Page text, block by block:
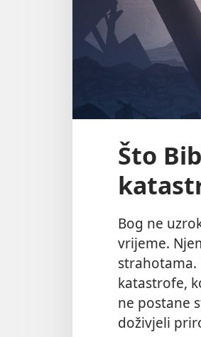
Što
Bog ne
vrijeme.
strahotama.
katastrofe,
ne postane
doživjeli